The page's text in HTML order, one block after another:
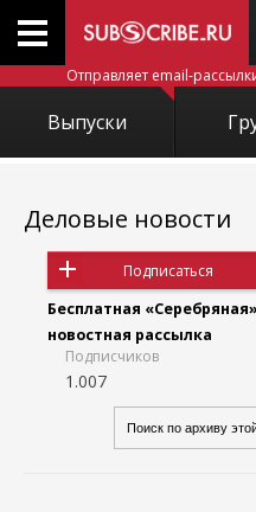
Отправляет email-
Выпуски
Деловые новости
Подписаться
Бесплатная «Серебряная»
новостная рассылка
Подписчиков
1.007